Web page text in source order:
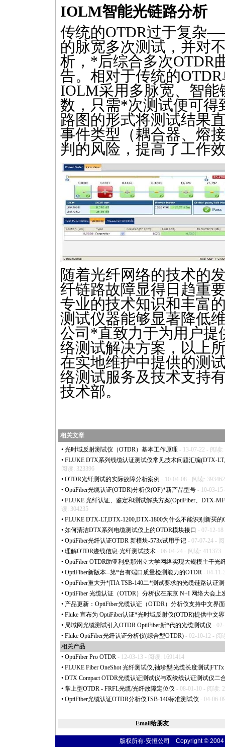
IOLM智能光链路分析
传统的OTDR过于复杂
的脉宽多次测试，并对
析， *后综合多次OTDR
告。相对于传统的OTDR
IOLM采用多脉宽、智
数，只需*次测试便可得
路图的形式将测试结果
事件类型（耦合器、熔
判的风险，提高了工作
随着光纤网络的技术的
纤链路故障显得日趋重
专业的技术知识和丰富
测试仪器能够显著降低
公司 *直致力于为用户提
络测试解决方案，以上
在实地维护中提供的测
络测试服务及技术支持
技术部。
相关文章
• 光时域反射测试仪（OTDR）基本工作原理 - 13-07-22 - 阅读:
• FLUKE DTX系列线缆认证测试仪常见技术问题汇编(DTX-
阅读: 323396
• OTDR光纤测试的实际故障分析案例 - 10-04-08 - 阅读: 393462
• OptiFiber光缆认证(OTDR)分析仪(OF)*新产品型号 - 10-03-15
• FLUKE 光纤认证、鉴定和测试解决方案(OptiFiber、DTX-
读: 304235
• FLUKE DTX-LT,DTX-1200,DTX-1800为什么不能识别新买的
• 如何清洁DTX系列电缆测试仪上的OTDR模块接口 - 07-12-
• OptiFiber光纤认证OTDR 新模块-573x试用手记 - 07-07-24 -
• 理解OTDR迹线信息-光纤测试技术 - 06-04-24 - 阅读: 411373
• OptiFiber OTDR助亚利桑那州立大学网络实现大规模主干光
• OptiFiber新版本--第*台有端口质量检测能力的OTDR - 04-11-
• OptiFiber重大升*|TIA TSB-140二*测试要求的光缆链路认证
• OptiFiber 光缆认证（OTDR）分析仪在东京 N+I 网络大会上
• 产品更新：OptiFiber光缆认证（OTDR）分析仪支持中文界面
• Fluke 宣布为 OptiFiber认证*光时域反射仪(OTDR)提供中文
• 局域网光缆测试引入OTDR OptiFiber新*代的光缆测试仪 -
• Fluke OptiFiber光纤认证分析仪(综合型OTDR) - 02-10-12 - 阅
相关产品
• OptiFiber Pro OTDR - 12-03-13 - 阅读: 1691414
• FLUKE Fiber OneShot 光纤测试仪,袖珍型|光缆长度测试
• DTX Compact OTDR光缆认证测试仪与双绞线认证测试仪二
• 掌上型OTDR - FRFL光缆/光纤故障定位仪 - 08-01-10 - 阅读:
• OptiFiber光缆认证OTDR分析仪TSB-140标准测试仪 - 04-06-
Email给朋友
版权所有·安恒公司 Copyright ©